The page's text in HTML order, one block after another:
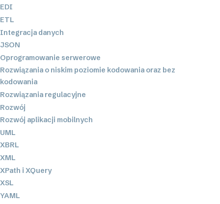
EDI
ETL
Integracja danych
JSON
Oprogramowanie serwerowe
Rozwiązania o niskim poziomie kodowania oraz bez
kodowania
Rozwiązania regulacyjne
Rozwój
Rozwój aplikacji mobilnych
UML
XBRL
XML
XPath i XQuery
XSL
YAML